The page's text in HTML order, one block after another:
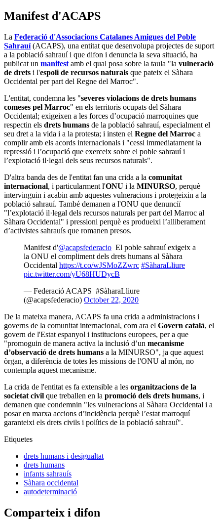
Manifest d'ACAPS
La Federació d'Associacions Catalanes Amigues del Poble
Sahrauí(ACAPS), una entitat que desenvolupa projectes de suport
a la població sahrauí i que difon i denuncia la seva situació, ha
publicat un manifest amb el qual posa sobre la taula "la vulneració
de drets i l'espoli de recursos naturals que pateix el Sàhara
Occidental per part del Regne del Marroc".
L'entitat, condemna les "severes violacions de drets humans
comeses pel Marroc" en els territoris ocupats del Sàhara
Occidental; exigeixen a les forces d’ocupació marroquines que
respectin els drets humans de la població sahrauí, especialment el
seu dret a la vida i a la protesta; i insten el Regne del Marroc a
complir amb els acords internacionals i "cessi immediatament la
repressió i l’ocupació que exerceix sobre el poble sahrauí i
l’explotació il·legal dels seus recursos naturals".
D'altra banda des de l'entitat fan una crida a la comunitat
internacional, i particularment l'ONU i la MINURSO, perquè
intervinguin i acabin amb aquestes vulneracions i protegeixin a la
població sahrauí. També demanen a l'ONU que denunciï
"l’explotació il·legal dels recursos naturals per part del Marroc al
Sàhara Occidental" i pressioni perquè es produeixi l’alliberament
d’activistes sahrauís que romanen presos.
Manifest d'@acapsfederacio El poble sahrauí exigeix a
la ONU el compliment dels drets humans al Sàhara
Occidental https://t.co/wJSMoZZwrc #SàharaLliure
pic.twitter.com/yU68HUDycB
— Federació ACAPS #SàharaLliure
(@acapsfederacio) October 22, 2020
De la mateixa manera, ACAPS fa una crida a administracions i
governs de la comunitat internacional, com ara el Govern català, el
govern de l'Estat espanyol i institucions europees, per a que
"promoguin de manera activa la inclusió d’un mecanisme
d’observació de drets humans a la MINURSO", ja que aquest
òrgan, a diferència de totes les missions de l'ONU al món, no
contempla aquest mecanisme.
La crida de l'entitat es fa extensible a les organitzacions de la
societat civil que treballen en la promoció dels drets humans, i
demanen que condemnin "les vulneracions al Sàhara Occidental i a
posar en marxa accions d’incidència perquè l’estat marroquí
garanteixi els drets civils i polítics de la població sahrauí".
Etiquetes
drets humans i desigualtat
drets humans
infants sahrauís
Sàhara occidental
autodeterminació
Comparteix i difon